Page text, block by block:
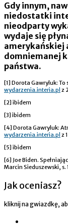
Gdy innym,
niedostatki
nieodparty
wydaje się
amerykańskiej
domniemanej
państwa.
[1] Dorota Gawryluk: To
wydarzenia.interia.pl z
[2] ibidem
[3] ibidem
[4] Dorota Gawryluk:
wydarzenia.interia.pl z
[5] ibidem
[6] Joe Biden.
Marcin Sieduszewski, s.
Jak oceniasz?
kliknij na gwiazdkę,